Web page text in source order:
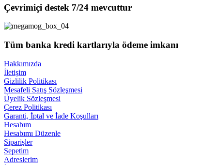
Çevrimiçi destek 7/24 mevcuttur
Tüm banka kredi kartlarıyla ödeme imkanı
Hakkımızda
İletişim
Gizlilik Politikası
Mesafeli Satış Sözleşmesi
Üyelik Sözleşmesi
Çerez Politikası
Garanti, İptal ve İade Koşulları
Hesabım
Hesabımı Düzenle
Siparişler
Sepetim
Adreslerim